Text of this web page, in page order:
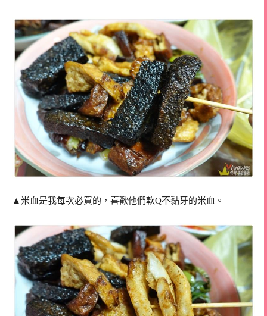
▲米血是我每次必買的，喜歡他們軟Q不黏牙的米血。